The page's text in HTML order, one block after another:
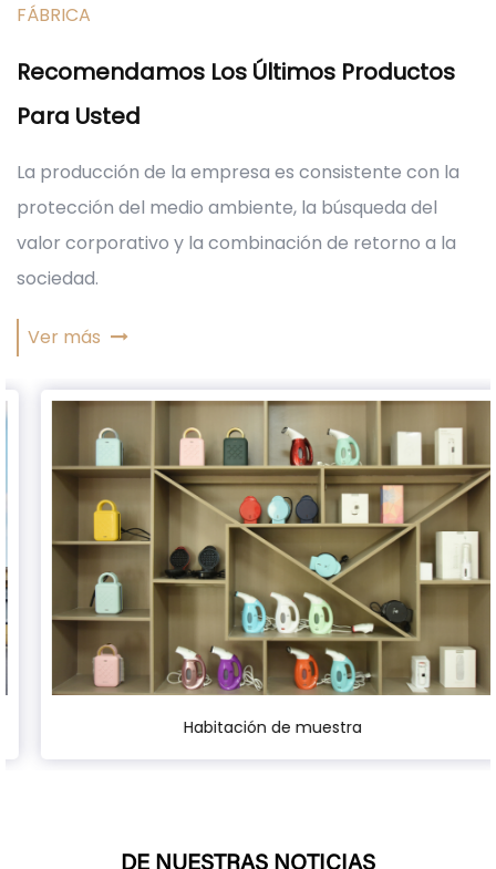
FÁBRICA
Recomendamos Los Últimos Productos
Para Usted
La producción de la empresa es consistente con la
protección del medio ambiente, la búsqueda del
valor corporativo y la combinación de retorno a la
sociedad.
Ver más
Habitación de muestra
DE NUESTRAS NOTICIAS